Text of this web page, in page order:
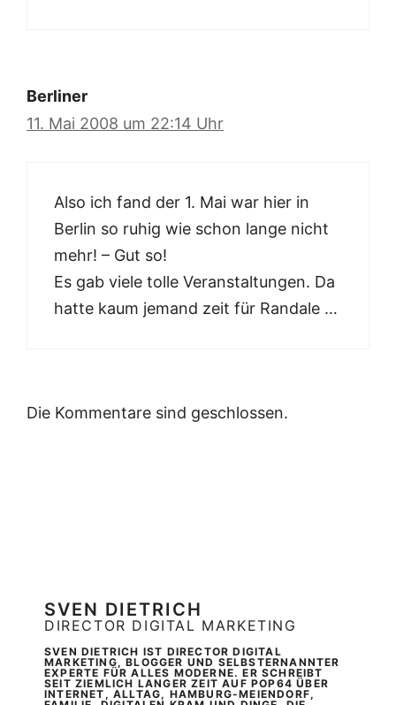
Berliner
11. Mai 2008 um 22:14 Uhr
Also ich fand der 1. Mai war hier in
Berlin so ruhig wie schon lange nicht
mehr! – Gut so!
Es gab viele tolle Veranstaltungen. Da
hatte kaum jemand zeit für Randale …
Die Kommentare sind geschlossen.
SVEN DIETRICH
DIRECTOR DIGITAL MARKETING
SVEN DIETRICH IST DIRECTOR DIGITAL
MARKETING, BLOGGER UND SELBSTERNANNTER
EXPERTE FÜR ALLES MODERNE. ER SCHREIBT
SEIT ZIEMLICH LANGER ZEIT AUF POP64 ÜBER
INTERNET, ALLTAG, HAMBURG-MEIENDORF,